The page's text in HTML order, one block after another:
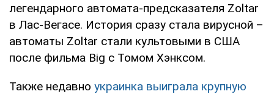
легендарного автомата-предсказателя Zoltar
в Лас-Вегасе. История сразу стала вирусной –
автоматы Zoltar стали культовыми в США
после фильма Big с Томом Хэнксом.
Также недавно украинка выиграла крупную